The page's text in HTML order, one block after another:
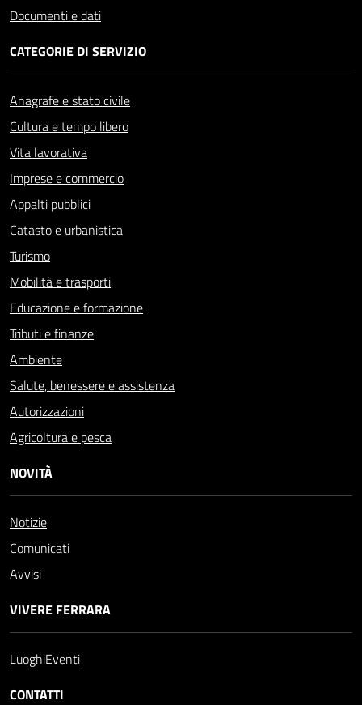
Documenti e dati
CATEGORIE DI SERVIZIO
Anagrafe e stato civile
Cultura e tempo libero
Vita lavorativa
Imprese e commercio
Appalti pubblici
Catasto e urbanistica
Turismo
Mobilità e trasporti
Educazione e formazione
Tributi e finanze
Ambiente
Salute, benessere e assistenza
Autorizzazioni
Agricoltura e pesca
NOVITÀ
Notizie
Comunicati
Avvisi
VIVERE FERRARA
LuoghiEventi
CONTATTI